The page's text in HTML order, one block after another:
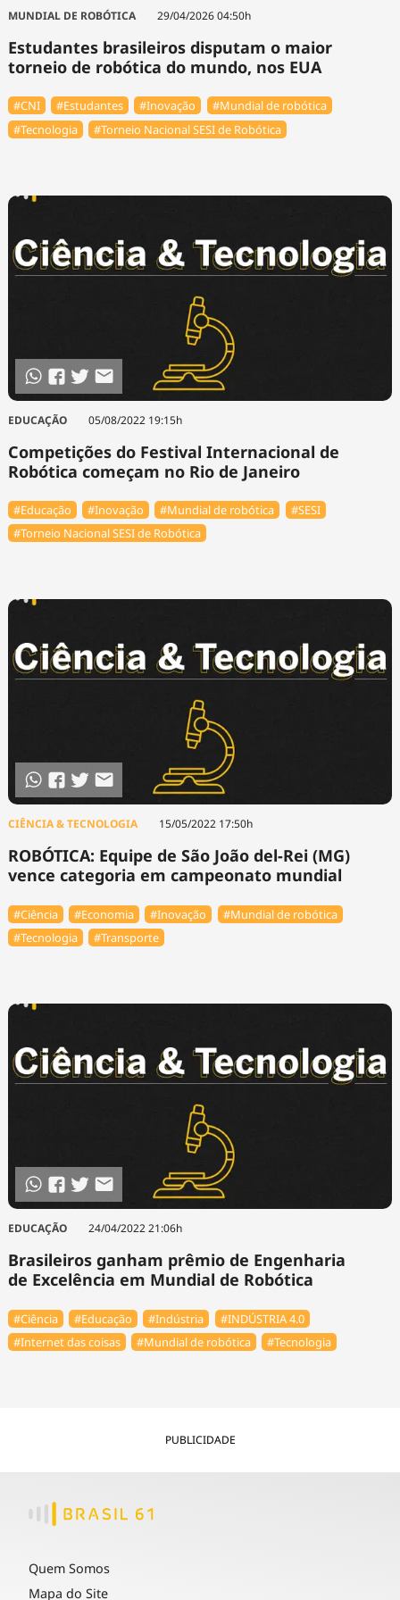
Cinema
Infraestrutura
Tempo
MUNDIAL DE ROBÓTICA 29/04/2026 04:50h
Estudantes brasileiros disputam o maior
torneio de robótica do mundo, nos EUA
#CNI #Estudantes #Inovação
#Mundial de robótica
#Tecnologia
#Torneio Nacional SESI de Robótica
EDUCAÇÃO 05/08/2022 19:15h
Competições do Festival Internacional de
Robótica começam no Rio de Janeiro
#Educação #Inovação #Mundial de robótica
#SESI
#Torneio Nacional SESI de Robótica
CIÊNCIA & TECNOLOGIA 15/05/2022 17:50h
ROBÓTICA: Equipe de São João del-Rei (MG)
vence categoria em campeonato mundial
#Ciência #Economia #Inovação
#Mundial de robótica
#Tecnologia
#Transporte
EDUCAÇÃO 24/04/2022 21:06h
Brasileiros ganham prêmio de Engenharia
de Excelência em Mundial de Robótica
#Ciência #Educação #Indústria
#INDÚSTRIA 4.0
#Internet das coisas
#Mundial de robótica #Tecnologia
PUBLICIDADE
Quem Somos
Mapa do Site